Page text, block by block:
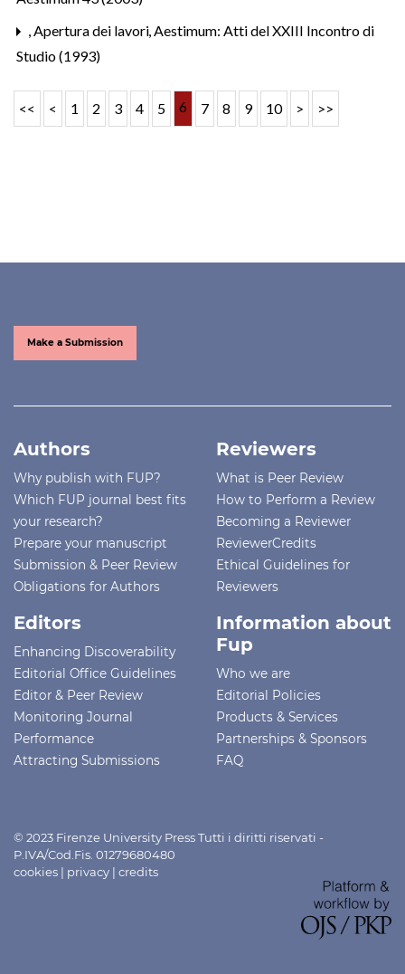
,Apertura dei lavori,Aestimum: Atti del XXIII Incontro di
Studio (1993)
<< < 1 2 3 4 5 6 7 8 9 10 > >>
Make a Submission
Authors
Why publish with FUP?
Which FUP journal best fits
your research?
Prepare your manuscript
Submission & Peer Review
Obligations for Authors
Reviewers
What is Peer Review
How to Perform a Review
Becoming a Reviewer
ReviewerCredits
Ethical Guidelines for
Reviewers
Editors
Enhancing Discoverability
Editorial Office Guidelines
Editor & Peer Review
Monitoring Journal
Performance
Attracting Submissions
Information about
Fup
Who we are
Editorial Policies
Products & Services
Partnerships & Sponsors
FAQ
© 2023 Firenze University Press Tutti i diritti riservati -
P.IVA/Cod.Fis. 01279680480
cookies | privacy | credits